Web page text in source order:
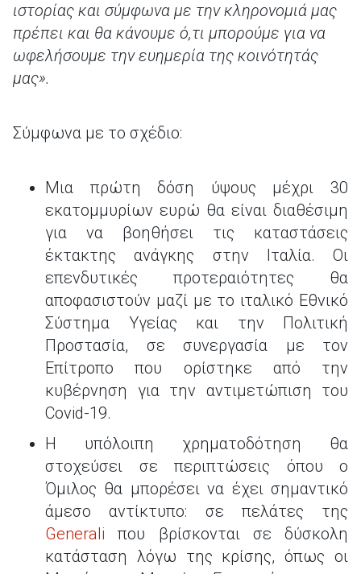
ιστορίας και σύμφωνα με την κληρονομιά μας
πρέπει και θα κάνουμε ό,τι μπορούμε για να
ωφελήσουμε την ευημερία της κοινότητάς
μας».
Σύμφωνα με το σχέδιο:
Μια πρώτη δόση ύψους μέχρι 30
εκατομμυρίων ευρώ θα είναι διαθέσιμη
για να βοηθήσει τις καταστάσεις
έκτακτης ανάγκης στην Ιταλία. Οι
επενδυτικές προτεραιότητες θα
αποφασιστούν μαζί με το ιταλικό Εθνικό
Σύστημα Υγείας και την Πολιτική
Προστασία, σε συνεργασία με τον
Επίτροπο που ορίστηκε από την
κυβέρνηση για την αντιμετώπιση του
Covid-19.
Η υπόλοιπη χρηματοδότηση θα
στοχεύσει σε περιπτώσεις όπου ο
Όμιλος θα μπορέσει να έχει σημαντικό
άμεσο αντίκτυπο: σε πελάτες της
Generali που βρίσκονται σε δύσκολη
κατάσταση λόγω της κρίσης, όπως οι